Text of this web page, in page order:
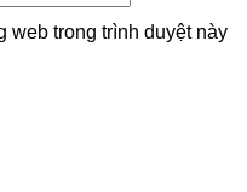
web trong trình duyệt này